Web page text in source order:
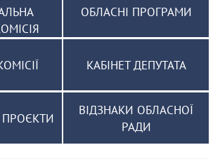
ОБЛАСНІ ПРОГРАМИ
КАБІНЕТ ДЕПУТАТА
ПРОЄКТИ
ВІДЗНАКИ ОБЛАСНОЇ
РАДИ